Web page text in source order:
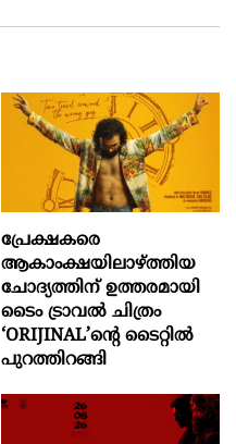
പ്രേക്ഷകരെ
ആകാംക്ഷയിലാഴ്ത്തിയ
ചോദ്യത്തിന് ഉത്തരമായി
ടൈം ട്രാവൽ ചിത്രം
‘ORIJINAL’ന്റെ ടൈറ്റിൽ
പുറത്തിറങ്ങി